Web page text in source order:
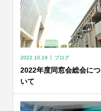
2022.10.19 ブログ
2022年度同窓会総会につ
いて